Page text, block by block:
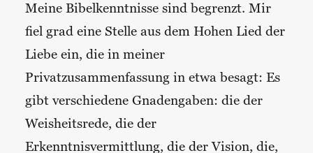
Meine Bibelkenntnisse sind begrenzt. Mir
fiel grad eine Stelle aus dem Hohen Lied der
Liebe ein, die in meiner
Privatzusammenfassung in etwa besagt: Es
gibt verschiedene Gnadengaben: die der
Weisheitsrede, die der
Erkenntnisvermittlung, die der Vision, die,